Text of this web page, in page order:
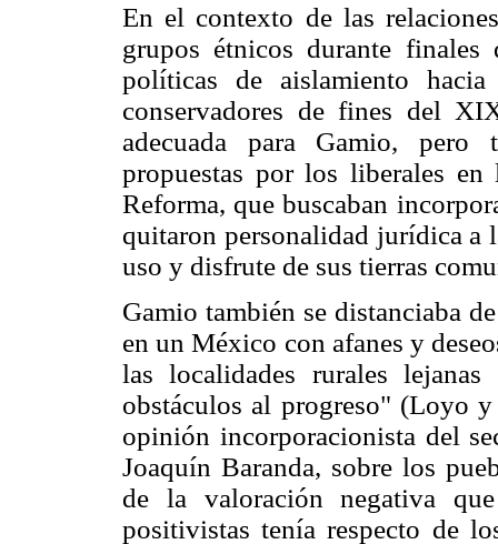
En el contexto de las
grupos étnicos durante
políticas de aislamiento
conservadores de fines del
adecuada para Gamio, pero
propuestas por los liberales
Reforma, que buscaban
quitaron personalidad jurídica a
uso y disfrute de sus tierras
Gamio también se distanciaba
en un México con afanes y
las localidades rurales
obstáculos al progreso" (Loyo
opinión incorporacionista del
Joaquín Baranda, sobre los
de la valoración negativa
positivistas tenía respecto de